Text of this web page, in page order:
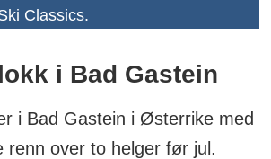
Classics.
i Bad Gastein
i Bad Gastein i Østerrike med
renn over to helger før jul.